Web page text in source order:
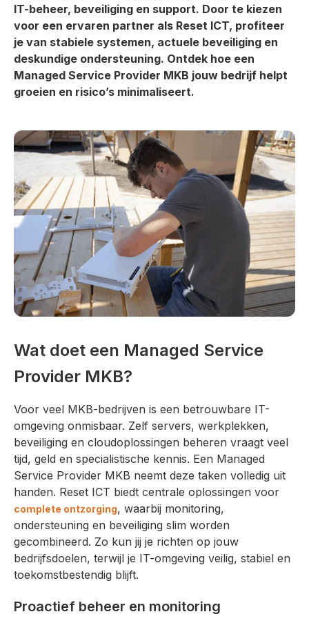
IT-beheer, beveiliging en support. Door te kiezen
voor een ervaren partner als Reset ICT, profiteer
je van stabiele systemen, actuele beveiliging en
deskundige ondersteuning. Ontdek hoe een
Managed Service Provider MKB jouw bedrijf helpt
groeien en risico’s minimaliseert.
Wat doet een Managed Service
Provider MKB?
Voor veel MKB-bedrijven is een betrouwbare IT-
omgeving onmisbaar. Zelf servers, werkplekken,
beveiliging en cloudoplossingen beheren vraagt veel
tijd, geld en specialistische kennis. Een Managed
Service Provider MKB neemt deze taken volledig uit
handen. Reset ICT biedt centrale oplossingen voor
complete ontzorging, waarbij monitoring,
ondersteuning en beveiliging slim worden
gecombineerd. Zo kun jij je richten op jouw
bedrijfsdoelen, terwijl je IT-omgeving veilig, stabiel en
toekomstbestendig blijft.
Proactief beheer en monitoring